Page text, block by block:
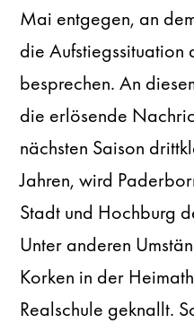
Mai entgegen, an
die Aufstiegssituation
besprechen. An
die erlösende
nächsten Saison
Jahren, wird
Stadt und Hochburg
Unter anderen
Korken in der
Realschule geknallt.